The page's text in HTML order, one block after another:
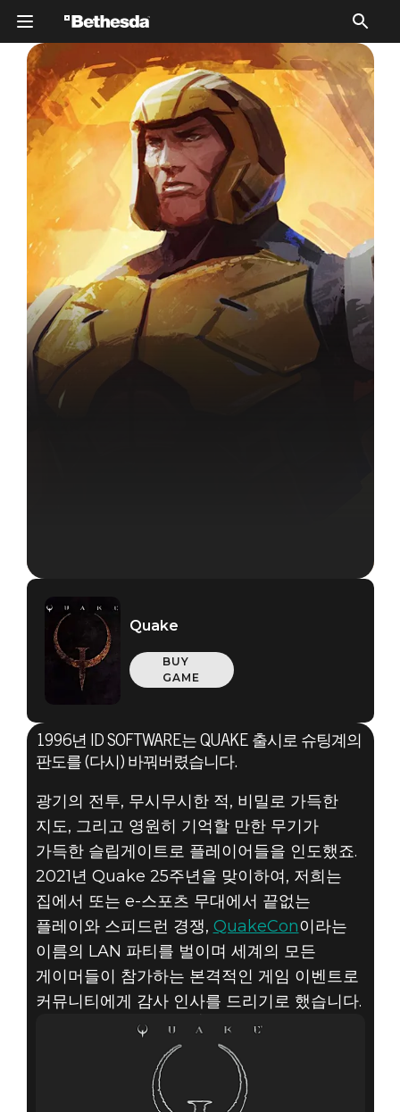
Quake
2021년 6월 22일
저희와 함께
QUAKE
25주년을
기념하세요!
Quake
BUY
GAME
1996년 ID SOFTWARE는 QUAKE 출시로 슈팅계의
판도를 (다시) 바꿔버렸습니다.
광기의 전투, 무시무시한 적, 비밀로 가득한
지도, 그리고 영원히 기억할 만한 무기가
가득한 슬립게이트로 플레이어들을 인도했죠.
2021년 Quake 25주년을 맞이하여, 저희는
집에서 또는 e-스포츠 무대에서 끝없는
플레이와 스피드런 경쟁, QuakeCon이라는
이름의 LAN 파티를 벌이며 세계의 모든
게이머들이 참가하는 본격적인 게임 이벤트로
커뮤니티에게 감사 인사를 드리기로 했습니다.